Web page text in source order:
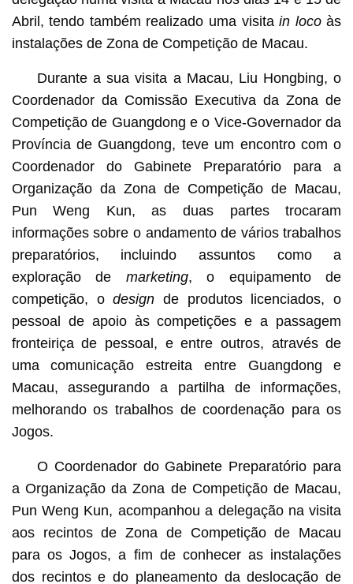
Abril, tendo também realizado uma visitain locoàs
instalações de Zona de Competição de Macau.
Durante a sua visita a Macau, Liu Hongbing, o
Coordenador da Comissão Executiva da Zona de
Competição de Guangdong e o Vice-Governador da
Província de Guangdong, teve um encontro com o
Coordenador do Gabinete Preparatório para a
Organização da Zona de Competição de Macau,
Pun Weng Kun, as duas partes trocaram
informações sobre o andamento de vários trabalhos
preparatórios, incluindo assuntos como a
exploração de marketing, o equipamento de
competição, odesign de produtos licenciados, o
pessoal de apoio às competições e a passagem
fronteiriça de pessoal, e entre outros, através de
uma comunicação estreita entre Guangdong e
Macau, assegurando a partilha de informações,
melhorando os trabalhos de coordenação para os
Jogos.
O Coordenador do Gabinete Preparatório para
a Organização da Zona de Competição de Macau,
Pun Weng Kun, acompanhou a delegação na visita
aos recintos de Zona de Competição de Macau
para os Jogos, a fim de conhecer as instalações
dos recintos e do planeamento da deslocação de